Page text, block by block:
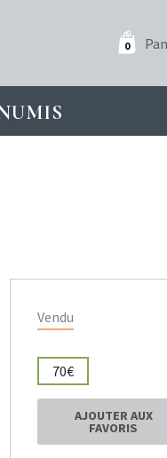
0
Vendu
70€
AJOUTER AUX
FAVORIS